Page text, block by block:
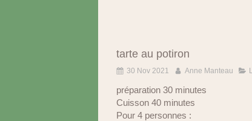
tarte au potiron
30 Nov 2021 Anne Manteau
préparation 30 minutes
Cuisson 40 minutes
Pour 4 personnes :